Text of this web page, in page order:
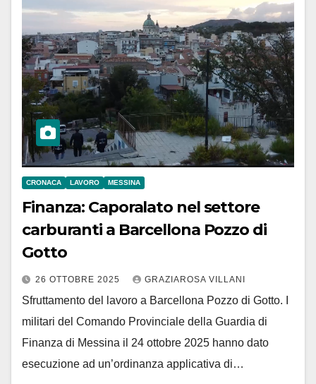
CRONACA LAVORO MESSINA
Finanza: Caporalato nel settore
carburanti a Barcellona Pozzo di
Gotto
26 OTTOBRE 2025 GRAZIAROSA VILLANI
Sfruttamento del lavoro a Barcellona Pozzo di Gotto. I
militari del Comando Provinciale della Guardia di
Finanza di Messina il 24 ottobre 2025 hanno dato
esecuzione ad un’ordinanza applicativa di…